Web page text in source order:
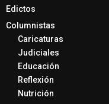
Edictos
Columnistas
Caricaturas
Judiciales
Educación
Reflexión
Nutrición